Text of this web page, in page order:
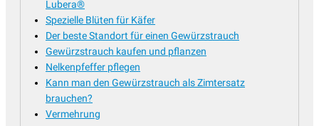
Weitere Blütensträucher
Winterblüher(60)
Zaubernuss
Zierhasel(4)
Lubera®
Spezielle Blüten für Käfer
Der beste Standort für einen Gewürzstrauch
Gewürzstrauch kaufen und pflanzen
Nelkenpfeffer pflegen
Kann man den Gewürzstrauch als Zimtersatz
brauchen?
Vermehrung